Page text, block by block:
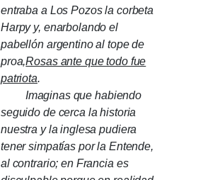
entraba a Los Pozos la corbeta
Harpy y, enarbolando el
pabellón argentino al tope de
proa,Rosas ante que todo fue
patriota.
Imaginas que habiendo
seguido de cerca la historia
nuestra y la inglesa pudiera
tener simpatías por la Entende,
al contrario;en Francia es